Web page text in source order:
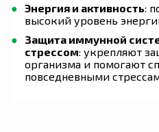
Энергия и активность:
высокий уровень
Защита иммунной
стрессом: укрепляют
организма и помогают
повседневными